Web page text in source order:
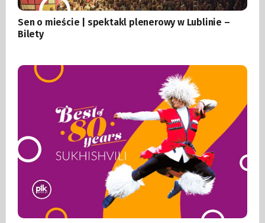
Sen o mieście | spektakl plenerowy w Lublinie –
Bilety